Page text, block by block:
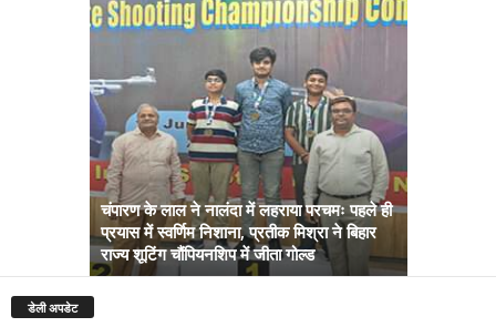
चंपारण के लाल ने नालंदा में लहराया परचमः पहले ही
प्रयास में स्वर्णिम निशाना, प्रतीक मिश्रा ने बिहार
राज्य शूटिंग चौंपियनशिप में जीता गोल्ड
डेली अपडेट